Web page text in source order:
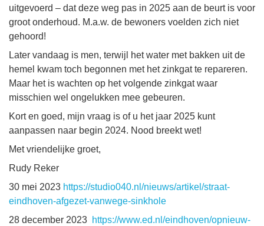
uitgevoerd – dat deze weg pas in 2025 aan de beurt is voor
groot onderhoud. M.a.w. de bewoners voelden zich niet
gehoord!
Later vandaag is men, terwijl het water met bakken uit de
hemel kwam toch begonnen met het zinkgat te repareren.
Maar het is wachten op het volgende zinkgat waar
misschien wel ongelukken mee gebeuren.
Kort en goed, mijn vraag is of u het jaar 2025 kunt
aanpassen naar begin 2024. Nood breekt wet!
Met vriendelijke groet,
Rudy Reker
30 mei 2023 https://studio040.nl/nieuws/artikel/straat-
eindhoven-afgezet-vanwege-sinkhole
28 december 2023 https://www.ed.nl/eindhoven/opnieuw-